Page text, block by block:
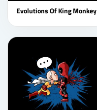
Evolutions Of King Monkey